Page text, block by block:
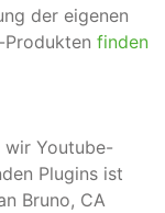
der eigenen
finden
wir Youtube-
Plugins ist
Bruno, CA